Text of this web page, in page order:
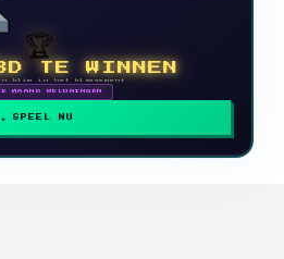
🏆
TE WINNEN
en klim in het klassement
MAAND BELONINGEN
SPEEL NU